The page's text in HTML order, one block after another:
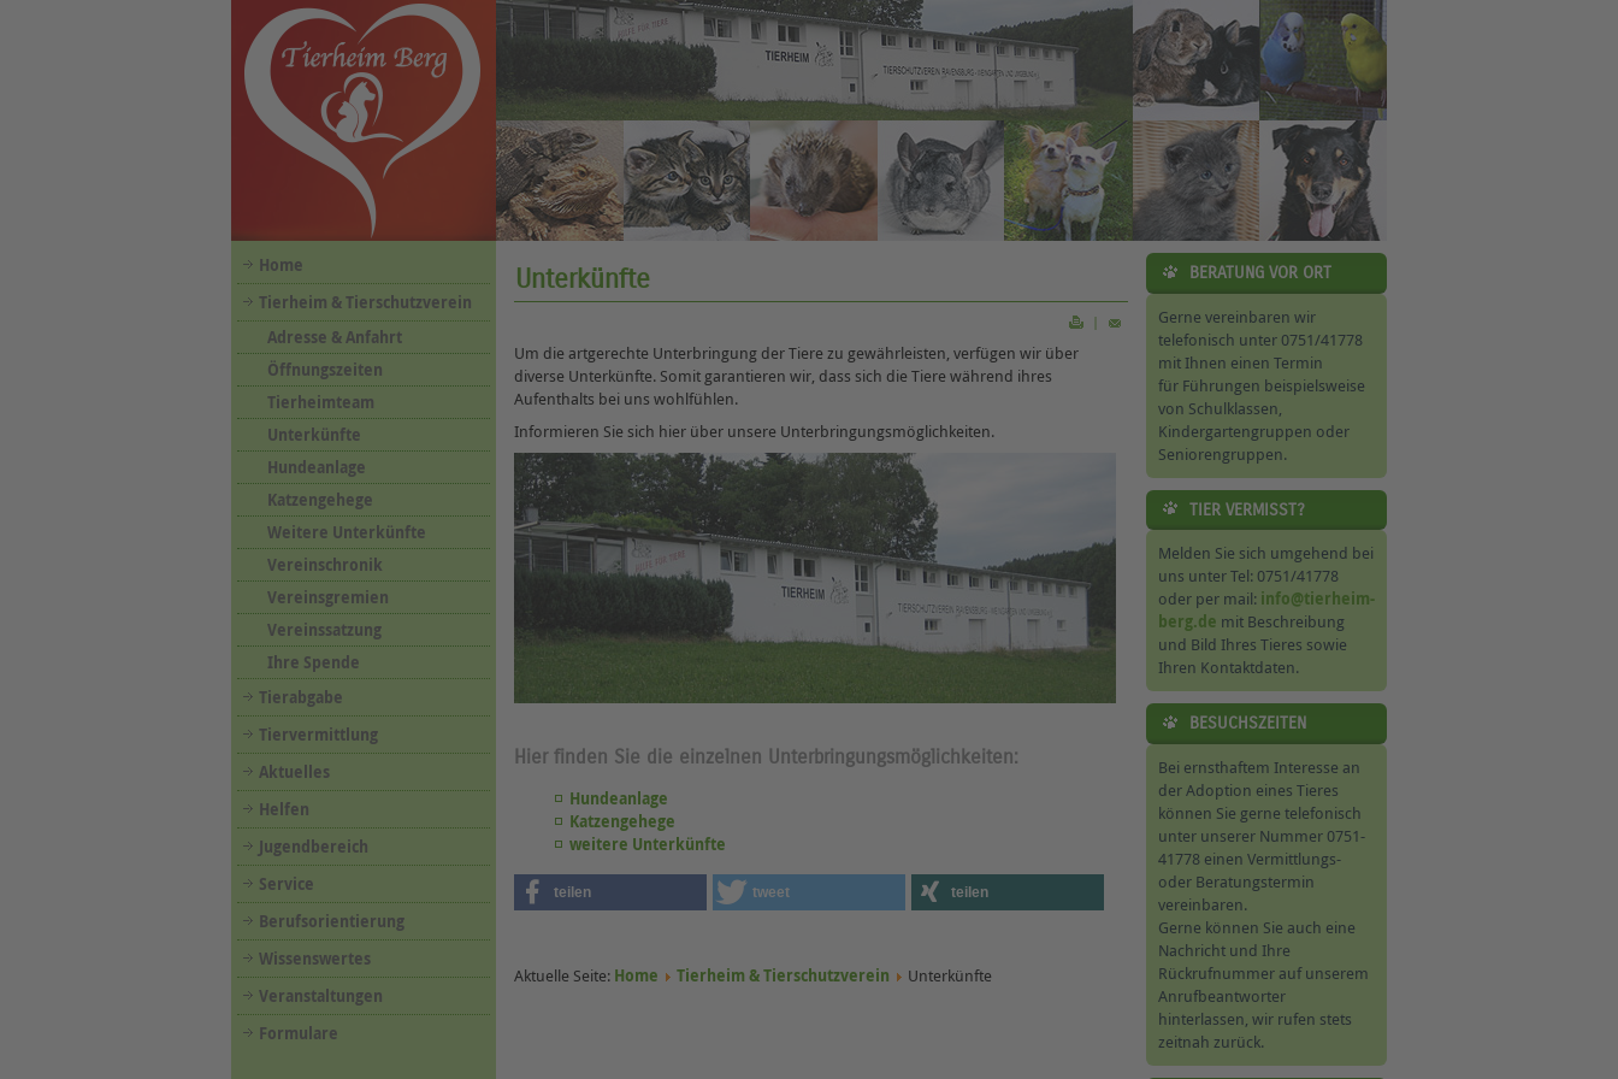
Home
Tierheim & Tierschutzverein
Adresse & Anfahrt
Öffnungszeiten
Tierheimteam
Unterkünfte
Hundeanlage
Katzengehege
Weitere Unterkünfte
Vereinschronik
Vereinsgremien
Vereinssatzung
Ihre Spende
Tierabgabe
Tiervermittlung
Aktuelles
Helfen
Jugendbereich
Service
Berufsorientierung
Wissenswertes
Veranstaltungen
Formulare
Unterkünfte
|
Um die artgerechte Unterbringung der Tiere zu gewährleisten, verfügen wir über
diverse Unterkünfte. Somit garantieren wir, dass sich die Tiere während ihres
Aufenthalts bei uns wohlfühlen.
Informieren Sie sich hier über unsere Unterbringungsmöglichkeiten.
Hier finden Sie die einzelnen Unterbringungsmöglichkeiten:
Hundeanlage
Katzengehege
weitere Unterkünfte
teilen tweet teilen
Aktuelle Seite: Home Tierheim & Tierschutzverein Unterkünfte
BERATUNG VOR ORT
Gerne vereinbaren wir
telefonisch unter 0751/41778
mit Ihnen einen Termin
für Führungen beispielsweise
von Schulklassen,
Kindergartengruppen oder
Seniorengruppen.
TIER VERMISST?
Melden Sie sich umgehend bei
uns unter Tel: 0751/41778
oder per mail: info@tierheim-
berg.de mit Beschreibung
und Bild Ihres Tieres sowie
Ihren Kontaktdaten.
BESUCHSZEITEN
Bei ernsthaftem Interesse an
der Adoption eines Tieres
können Sie gerne telefonisch
unter unserer Nummer 0751-
41778 einen Vermittlungs-
oder Beratungstermin
vereinbaren.
Gerne können Sie auch eine
Nachricht und Ihre
Rückrufnummer auf unserem
Anrufbeantworter
hinterlassen, wir rufen stets
zeitnah zurück.